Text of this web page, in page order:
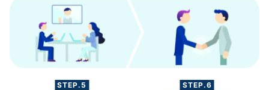
STEP.5 STEP.6